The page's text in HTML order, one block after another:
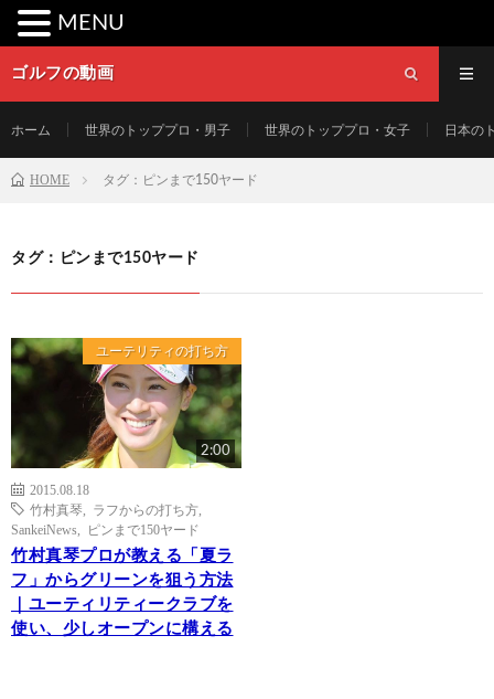
ゴルフの動画
ホーム 世界のトッププロ・男子 世界のトッププロ・女子 日本の
HOME タグ：ピンまで150ヤード
タグ：ピンまで150ヤード
ユーテリティの打ち方
2:00
2015.08.18
竹村真琴
ラフからの打ち方
SankeiNews
ピンまで150ヤード
竹村真琴プロが教える「夏ラ
フ」からグリーンを狙う方法
｜ユーティリティークラブを
使い、少しオープンに構える
MENU